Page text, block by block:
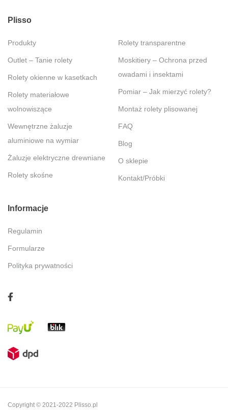
Plisso
Produkty
Outlet – Tanie rolety
Rolety okienne w kasetkach
Rolety materiałowe
wolnowiszące
Wewnętrzne żaluzje
aluminiowe na wymiar
Żaluzje elektryczne drewniane
Rolety skośne
Rolety transparentne
Moskitiery – Ochrona przed
owadami i insektami
Pomiar – Jak mierzyć rolety?
Montaż rolety plisowanej
FAQ
Blog
O sklepie
Kontakt/Próbki
Informacje
Regulamin
Formularze
Polityka prywatności
Copyright © 2021-2022 Plisso.pl